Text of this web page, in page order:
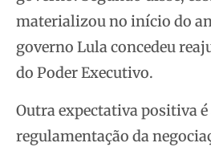
materializou no início do
governo Lula concedeu
do Poder Executivo.
Outra expectativa positiva
regulamentação da